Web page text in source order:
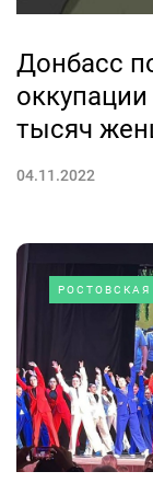
Донбасс
тысяч
04.11.2022
РОСТОВСКАЯ